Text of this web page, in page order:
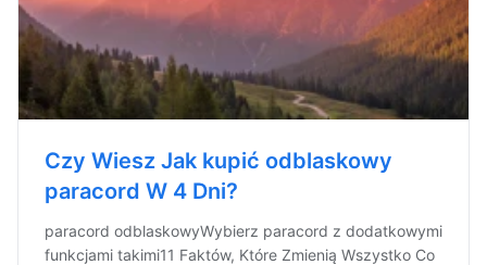
Czy Wiesz Jak kupić odblaskowy
paracord W 4 Dni?
paracord odblaskowyWybierz paracord z dodatkowymi
funkcjami takimi11 Faktów, Które Zmienią Wszystko Co